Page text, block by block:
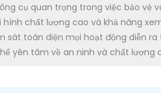
cụ quan trọng trong việc bảo vệ
chất lượng cao và khả năng
toàn diện mọi hoạt động diễn ra
yên tâm về an ninh và chất lượng